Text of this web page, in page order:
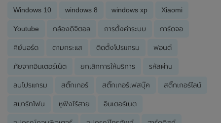
Windows 10 windows 8 windows xp Xiaomi
Youtube กล้องดิจิตอล การตั้งค่าระบบ การ์ดจอ
คีย์บอร์ด ตามกระแส ติดตั้งโปรแกรม ฟอนต์
ภัยจากอินเตอร์เน็ต ยกเลิกการให้บริการ รหัสผ่าน
ลบโปรแกรม สติ๊กเกอร์ สติ๊กเกอร์เฟสบุ๊ค สติ๊กเกอร์ไลน์
สมาร์ทโฟน หูฟังไร้สาย อินเตอร์เนต